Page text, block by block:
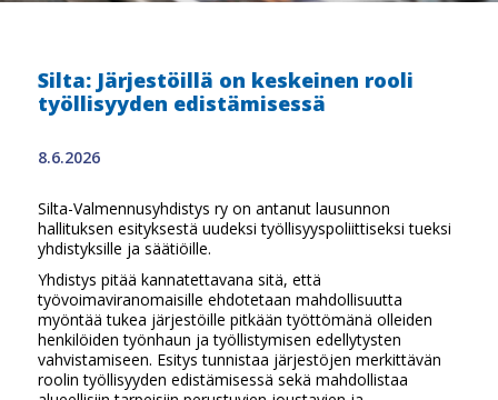
Silta: Järjestöillä on keskeinen rooli
työllisyyden edistämisessä
8.6.2026
Silta-Valmennusyhdistys ry on antanut lausunnon
hallituksen esityksestä uudeksi työllisyyspoliittiseksi tueksi
yhdistyksille ja säätiöille.
Yhdistys pitää kannatettavana sitä, että
työvoimaviranomaisille ehdotetaan mahdollisuutta
myöntää tukea järjestöille pitkään työttömänä olleiden
henkilöiden työnhaun ja työllistymisen edellytysten
vahvistamiseen. Esitys tunnistaa järjestöjen merkittävän
roolin työllisyyden edistämisessä sekä mahdollistaa